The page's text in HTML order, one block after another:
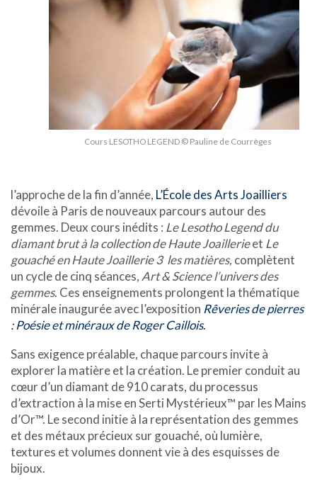
Cours LESOTHO LEGEND © Pauline de Courrèges
l’approche de la fin d’année, L’École des Arts Joailliers
dévoile à Paris de nouveaux parcours autour des
gemmes. Deux cours inédits : Le Lesotho Legend du
diamant brut à la collection de Haute Joaillerieet Le
gouaché en Haute Joaillerie 3 les matières, complètent
un cycle de cinq séances, Art & Science l’univers des
gemmes. Ces enseignements prolongent la thématique
minérale inaugurée avec l’exposition Rêveries de pierres
: Poésie et minéraux de Roger Caillois.
Sans exigence préalable, chaque parcours invite à
explorer la matière et la création. Le premier conduit au
cœur d’un diamant de 910 carats, du processus
d’extraction à la mise en Serti Mystérieux™ par les Mains
d’Or™. Le second initie à la représentation des gemmes
et des métaux précieux sur gouaché, où lumière,
textures et volumes donnent vie à des esquisses de
bijoux.